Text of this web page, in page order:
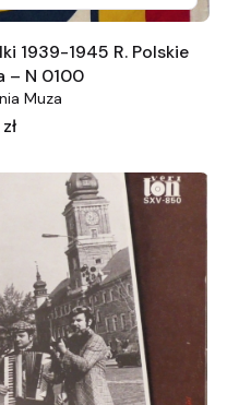
1939-1945 R. Polskie
– N 0100
Muza
Zobacz szczegóły